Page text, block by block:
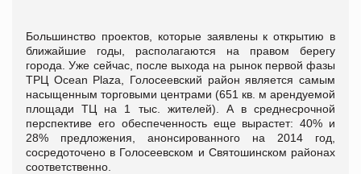
Большинство проектов, которые заявлены к открытию в
ближайшие годы, располагаются на правом берегу
города. Уже сейчас, после выхода на рынок первой фазы
ТРЦ Ocean Plaza, Голосеевский район является самым
насыщенным торговыми центрами (651 кв. м арендуемой
площади ТЦ на 1 тыс. жителей). А в среднесрочной
перспективе его обеспеченность еще вырастет: 40% и
28% предложения, анонсированного на 2014 год,
сосредоточено в Голосеевском и Святошинском районах
соответственно.